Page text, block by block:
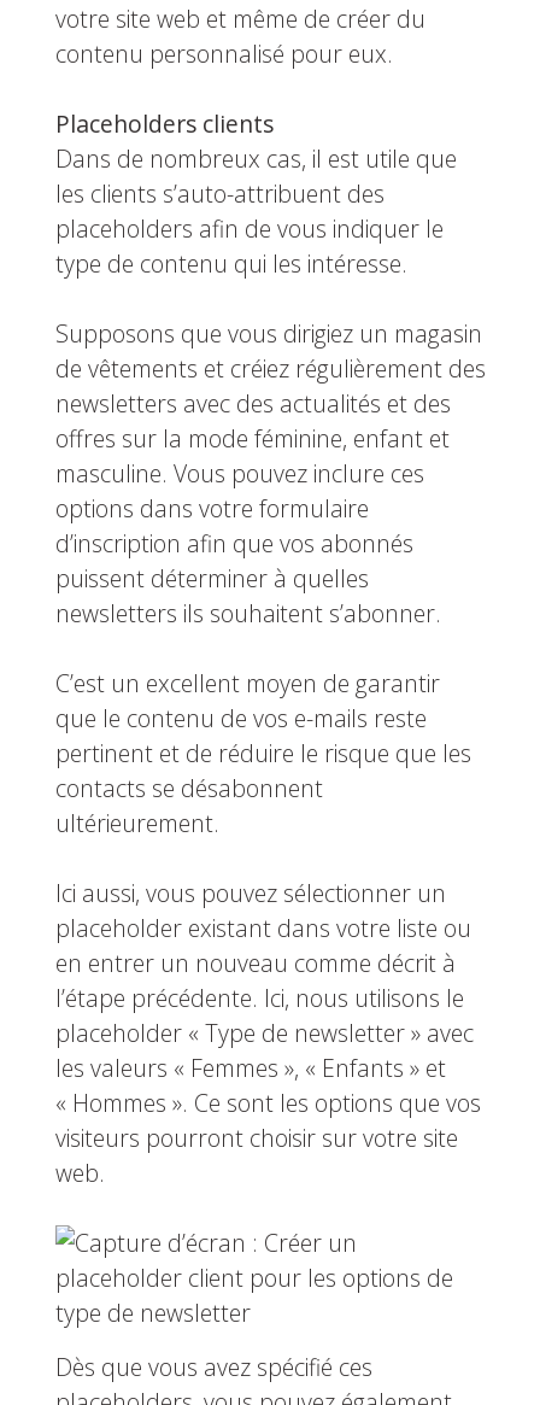
votre site web et même de créer du
contenu personnalisé pour eux.
Placeholders clients
Dans de nombreux cas, il est utile que
les clients s’auto-attribuent des
placeholders afin de vous indiquer le
type de contenu qui les intéresse.
Supposons que vous dirigiez un magasin
de vêtements et créiez régulièrement des
newsletters avec des actualités et des
offres sur la mode féminine, enfant et
masculine. Vous pouvez inclure ces
options dans votre formulaire
d’inscription afin que vos abonnés
puissent déterminer à quelles
newsletters ils souhaitent s’abonner.
C’est un excellent moyen de garantir
que le contenu de vos e-mails reste
pertinent et de réduire le risque que les
contacts se désabonnent
ultérieurement.
Ici aussi, vous pouvez sélectionner un
placeholder existant dans votre liste ou
en entrer un nouveau comme décrit à
l’étape précédente. Ici, nous utilisons le
placeholder « Type de newsletter » avec
les valeurs « Femmes », « Enfants » et
« Hommes ». Ce sont les options que vos
visiteurs pourront choisir sur votre site
web.
Dès que vous avez spécifié ces